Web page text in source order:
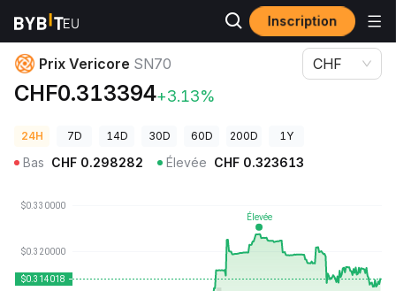
Inscription
Prix des cryptos
Prix Vericore SN70
CHF0.313394+3.13%
CHF
24H 7D 14D 30D 60D 200D 1Y
Bas CHF 0.298282 Élevée CHF 0.323613